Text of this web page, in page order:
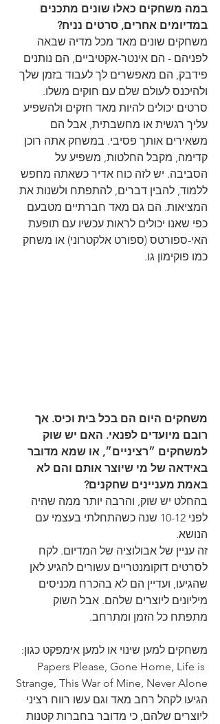
במה משחקים כאלו שונים מתכנים
במדיומים אחרים, סרטים נניח?
משחקים שונים מאד מכל מדיה שבאה
לפניהם - הם אינטר-אקטיביים, הם נותנים
פידבק, הם מאפשרים לך לעבוד בזמן שלך
ולהיכנס לעולם שלם עם חוקים משלו.
סרטים יכולים להיות מאד חזקים ולהשפיע
עליך רגשית או מחשבתית, אבל הם
משאירים אותך פסיבי. במשחק אתה רוכן
קדימה, מקבל החלטות, משפיע על
הסביבה. יש לזה כוח אדיר כשאתה מחפש
ללמוד, להבין דברים, להתפתח ולשנות את
המציאות. הם גם מאד חברתיים מטבעם
כפי שאנו יכולים לראות עכשיו עם תופעת
האי-ספורטס (ספורט אלקטרוני) או משחק
כמו פוקימון גו.
משחקים היום הם בכל בית וכיס. אך
רובם מיועדים לפנאי. האם יש שוק
למשחקים ״רציניים״, או שמא מדובר
באידאה של מי שיוצר אותם והם לא
באמת מעניינים שחקנים?
בהחלט יש שוק, והרבה יותר ממה שהיה
לפני 10-12 שנה כשהתחלתי בעצמי עם
הנושא.
זה עניין של אבולוציה של המדיום. לקח
לסרטים דוקומנטריים עשורים להגיע לאן
שהגיעו, ועדיין הם לא בהכרח מכניסים
מיליונים ליוצרים שלהם. אבל השוק
מתפתח כל הזמן ומתרחב.
משחקים למען שינוי או למען אימפקט כגון:
Papers Please, Gone Home, Life is
Strange, This War of Mine, Never Alone
הגיעו לקהל רחב מאד וגם עשו רווח רציני
ליוצרים שלהם, כי מדובר בחברות קטנות